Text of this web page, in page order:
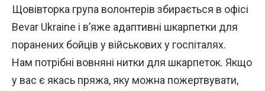
Щовівторка група волонтерів збирається в офісі
Bevar Ukraine і в’яже адаптивні шкарпетки для
поранених бойців у військових у госпіталях.
Нам потрібні вовняні нитки для шкарпеток. Якщо
у вас є якась пряжа, яку можна пожертвувати,